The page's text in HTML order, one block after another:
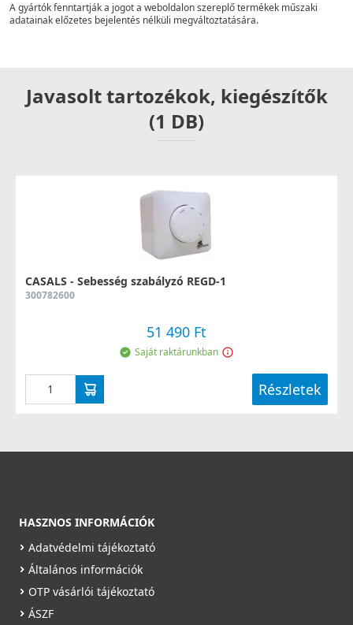
A gyártók fenntartják a jogot a weboldalon szereplő termékek műszaki
adatainak előzetes bejelentés nélküli megváltoztatására.
Javasolt tartozékok, kiegészítők
(1 DB)
CASALS - Sebesség szabályzó REGD-1
300782600
51 490 Ft
Saját raktárunkban
Részletek
HASZNOS INFORMÁCIÓK
Adatvédelmi tájékoztató
Általános információk
OTP vásárlói tájékoztató
ÁSZF